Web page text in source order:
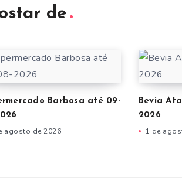
de
Barbosa até 09-
agosto de 2026
Bevia
2026
1 de